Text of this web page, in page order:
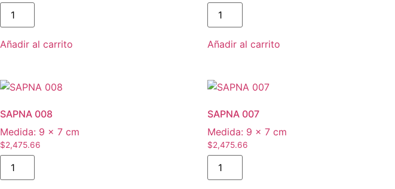
SAPNA
012
cantidad
Añadir al carrito
SAPNA
011
cantidad
Añadir al carrito
SAPNA 008
Medida: 9 × 7 cm
$2,475.66
SAPNA
008
cantidad
SAPNA 007
Medida: 9 × 7 cm
$2,475.66
SAPNA
007
cantidad